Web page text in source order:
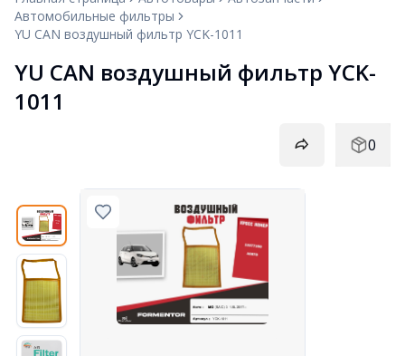
Автомобильные фильтры
YU CAN воздушный фильтр YCK-1011
YU CAN воздушный фильтр YCK-
1011
0